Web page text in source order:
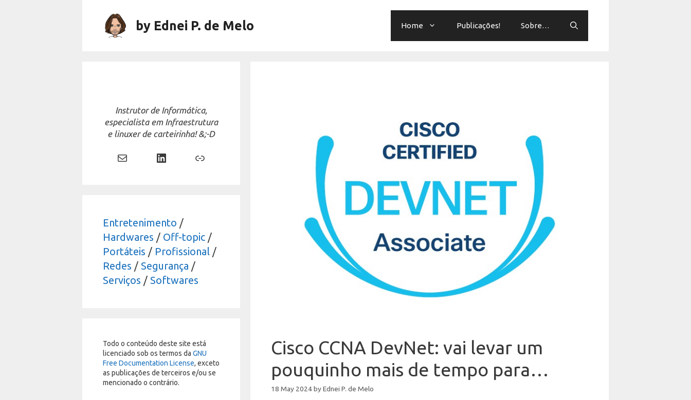
by Ednei P. de Melo Home Publicações! Sobre…
Cisco CCNA DevNet: vai levar um
pouquinho mais de tempo para…
18 May 2024byEdnei P. de Melo
Instrutor de Informática,
especialista em Infraestrutura
e linuxer de carteirinha! &;-D
Mail LinkedIn Link
Entretenimento /
Hardwares / Off-topic /
Portáteis / Profissional /
Redes / Segurança /
Serviços / Softwares
Todo o conteúdo deste site está
licenciado sob os termos da GNU
Free Documentation License, exceto
as publicações de terceiros e/ou se
mencionado o contrário.